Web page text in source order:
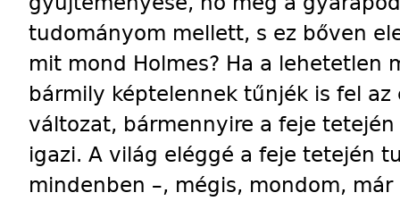
tudományom mellett, s ez bőven
mit mond Holmes? Ha a lehetetlen
bármily képtelennek tűnjék is fel
változat, bármennyire a feje
igazi. A világ eléggé a feje tetején
mindenben –, mégis, mondom,